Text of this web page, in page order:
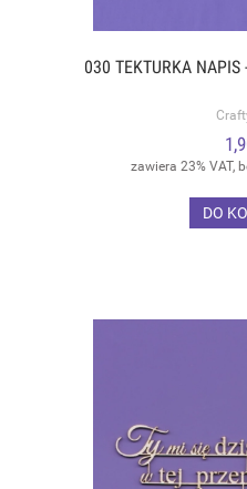
030 TEKTURKA
zawiera 23% VAT,
DO